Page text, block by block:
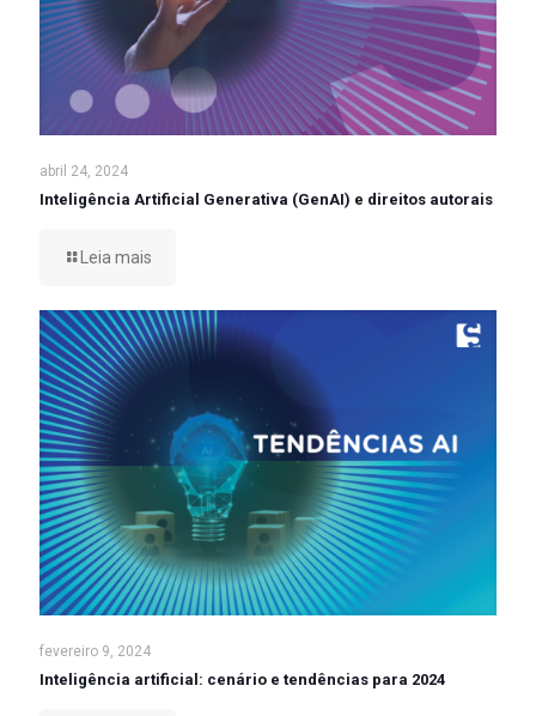
abril 24, 2024
Inteligência Artificial Generativa (GenAI) e direitos autorais
Leia mais
fevereiro 9, 2024
Inteligência artificial: cenário e tendências para 2024